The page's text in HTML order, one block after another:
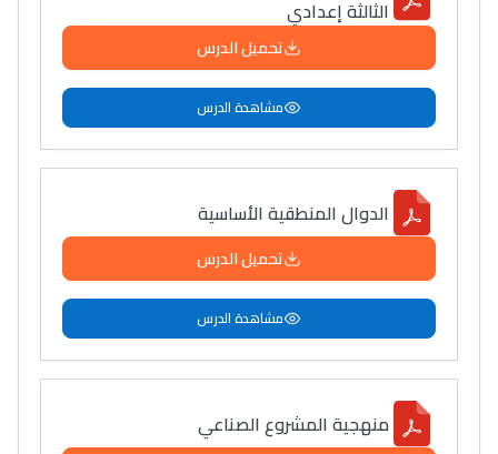
الثالثة إعدادي
تحميل الدرس
مشاهدة الدرس
الدوال المنطقية الأساسية
تحميل الدرس
مشاهدة الدرس
منهجية المشروع الصناعي